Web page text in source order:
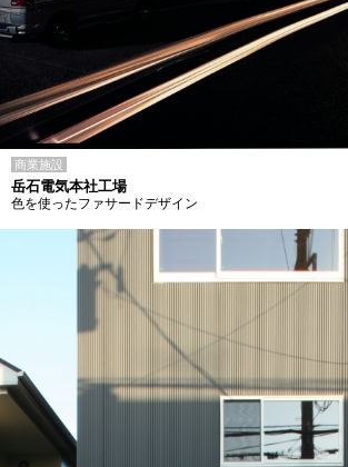
商業施設
岳石電気本社工場
色を使ったファサードデザイン